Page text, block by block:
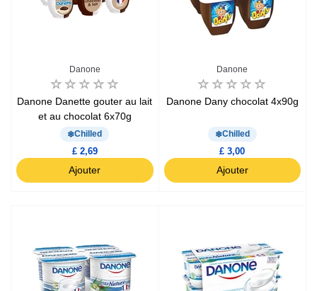
Danone
Danone Danette gouter au lait
et au chocolat 6x70g
Chilled
£ 2,69
Ajouter
Danone
Danone Dany chocolat 4x90g
Chilled
£ 3,00
Ajouter